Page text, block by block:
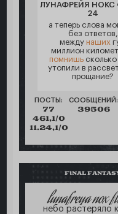
ЛУНАФРЕЙЯ НОКС
24
а теперь слова
без ответов,
между наших
миллион
помнишьсколько
утопили в
прощание?
ПОСТЫ:
77
461,1/0
11.24,1/0
СООБЩЕНИЙ:
39506
FINAL
lunafreya nox
небо растеряло